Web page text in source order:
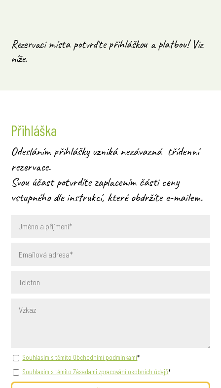
Rezervaci místa potvrďte přihláškou a platbou! Viz
níže.
Přihláška
Odesláním přihlášky vzniká nezávazná třídenní
rezervace.
Svou účast potvrdíte zaplacením části ceny
vstupného dle instrukcí, které obdržíte e-mailem.
Souhlasím s těmito Obchodními podmínkami*
Souhlasím s těmito Zásadami zpracování osobních údajů*